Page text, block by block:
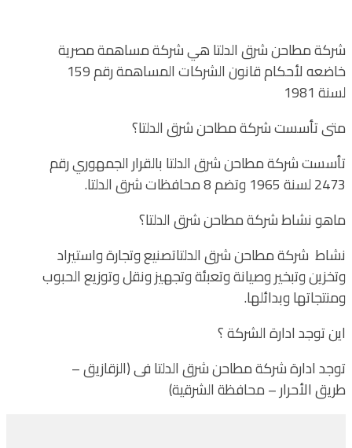
شركة مطاحن شرق الدلتا هي شركة مساهمة مصرية
خاضعه لأحكام قانون الشركات المساهمة رقم 159
لسنة 1981
متى تأسست شركة مطاحن شرق الدلتا؟
تأسست شركة مطاحن شرق الدلتا بالقرار الجمهوري رقم
2473 لسنة 1965 وتضم 8 محافظات شرق الدلتا.
ماهو نشاط شركة مطاحن شرق الدلتا؟
نشاط شركة مطاحن شرق الدلتاتصنيع وتجارة واستيراد
وتخزين وتبخير وصيانة وتعبئة وتجهيز ونقل وتوزيع الحبوب
ومنتجاتها وبدائلها.
اين توجد ادارة الشركة ؟
توجد ادارة شركة مطاحن شرق الدلتا فى (الزقازيق –
طريق الأحرار – محافظة الشرقية)